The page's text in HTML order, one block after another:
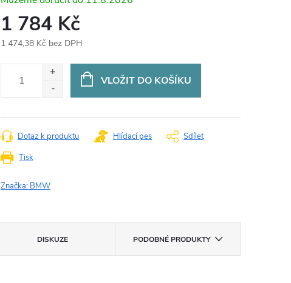
1 784 Kč
1 474,38 Kč bez DPH
VLOŽIT DO KOŠÍKU
Tisk
Dotaz k produktu Hlídací pes Sdílet
Značka: BMW
DISKUZE PODOBNÉ PRODUKTY